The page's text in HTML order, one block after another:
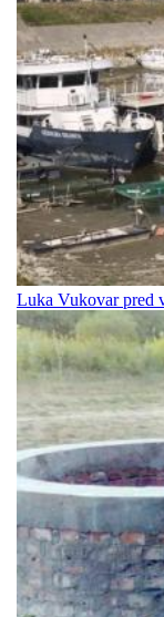
Luka Vukovar pred